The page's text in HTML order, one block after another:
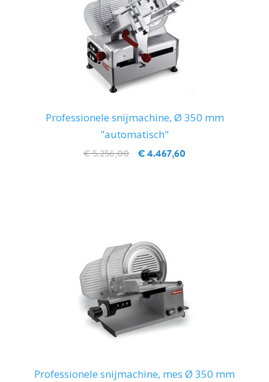
Professionele snijmachine, Ø 350 mm
"automatisch"
€ 4.467,60
€ 5.256,00
Professionele snijmachine, mes Ø 350 mm